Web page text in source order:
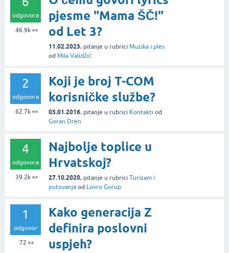
odgovora
46.9k 👀
pjesme "Mama ŠČ!"
od Let 3?
11.02.2023. pitanje u rubrici Muzika i ples
od Mila Validžić
2
odgovora
62.7k 👀
Koji je broj T-COM
korisničke službe?
03.01.2016. pitanje u rubrici Kontakti od
Goran Dren
4
odgovora
39.2k 👀
Najbolje toplice u
Hrvatskoj?
27.10.2020. pitanje u rubrici Turizam i
putovanja od Lovro Gorup
1
odgovor
72 👀
Kako generacija Z
definira poslovni
uspjeh?